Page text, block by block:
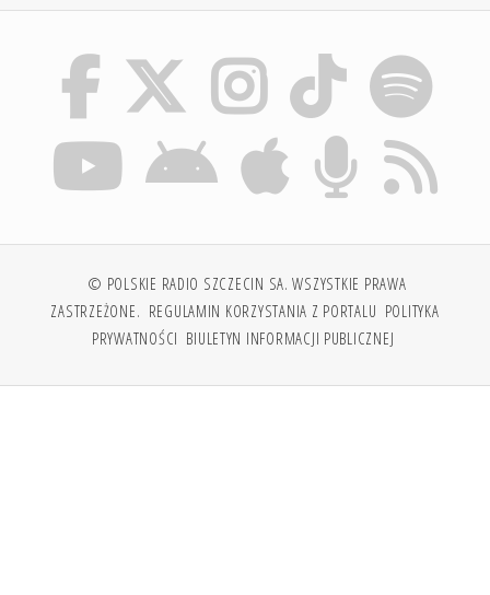
© POLSKIE RADIO SZCZECIN SA. WSZYSTKIE PRAWA
ZASTRZEŻONE. REGULAMIN KORZYSTANIA Z PORTALU POLITYKA
PRYWATNOŚCI BIULETYN INFORMACJI PUBLICZNEJ